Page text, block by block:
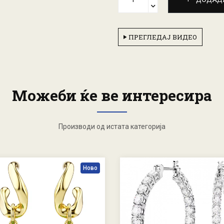
ПРЕГЛЕДАЈ ВИДЕО
Можеби ќе ве интересира
Производи од истата категорија
Ново